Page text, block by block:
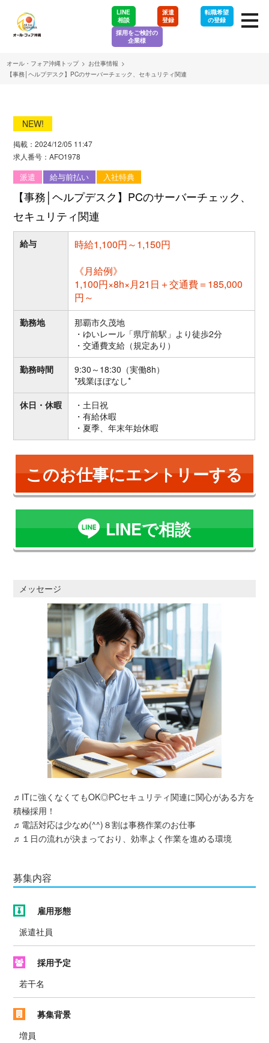
LINE
相談
派遣
登録
転職希望
の登録
採用をご検討の
企業様
オール・フォア沖縄トップ > お仕事情報 >
【事務│ヘルプデスク】PCのサーバーチェック、セキュリティ関連
NEW!
掲載：2024/12/05 11:47
求人番号：AFO1978
派遣 給与前払い 入社特典
【事務│ヘルプデスク】PCのサーバーチェック、
セキュリティ関連
給与
時給1,100円～1,150円
《月給例》
1,100円×8h×月21日＋交通費＝185,000
円～
勤務地
那覇市久茂地
・ゆいレール「県庁前駅」より徒歩2分
・交通費支給（規定あり）
勤務時間
9:30～18:30（実働8h）
*残業ほぼなし*
休日・休暇
・土日祝
・有給休暇
・夏季、年末年始休暇
このお仕事にエントリーする
LINEで相談
メッセージ
♬ITに強くなくてもOK◎PCセキュリティ関連に関心がある方を
積極採用！
♬電話対応は少なめ(^^)８割は事務作業のお仕事
♬１日の流れが決まっており、効率よく作業を進める環境
募集内容
雇用形態
派遣社員
採用予定
若干名
募集背景
増員